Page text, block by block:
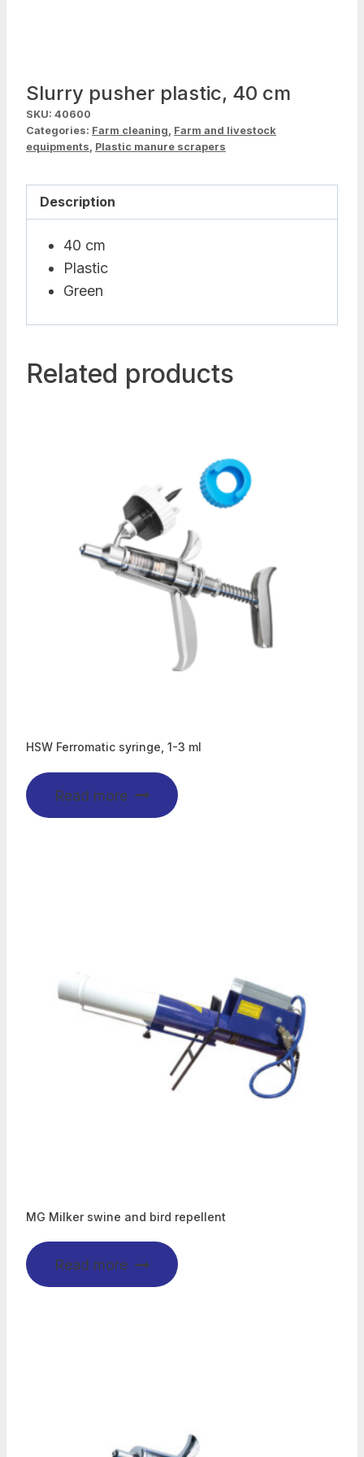
Slurry pusher plastic, 40 cm
SKU: 40600
Categories: Farm cleaning, Farm and livestock
equipments, Plastic manure scrapers
Description
40 cm
Plastic
Green
Related products
HSW Ferromatic syringe, 1-3 ml
Read more
MG Milker swine and bird repellent
Read more